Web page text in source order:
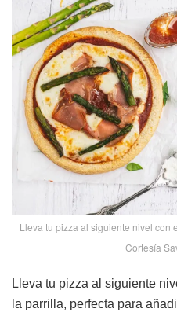
Lleva tu pizza al siguiente nivel con
Cortesía
Lleva tu pizza al siguiente
la parrilla, perfecta para